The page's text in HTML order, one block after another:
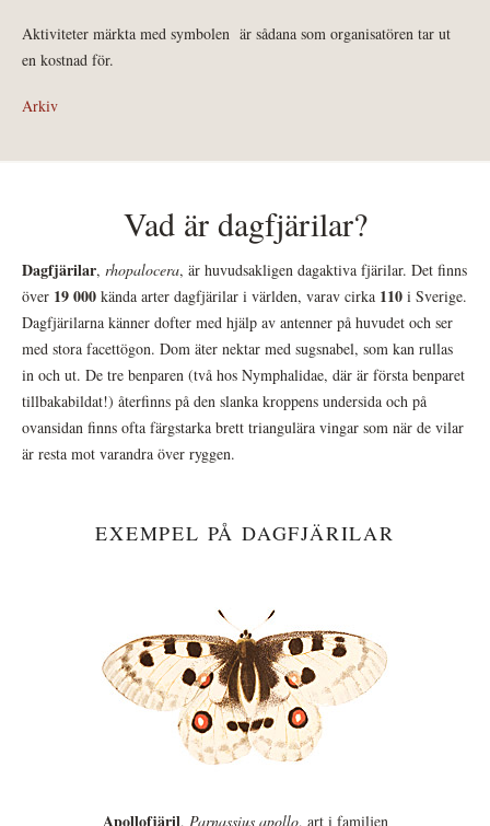
Aktiviteter märkta med symbolen är sådana som organisatören tar ut
en kostnad för.
Arkiv
Vad är dagfjärilar?
Dagfjärilar, rhopalocera, är huvudsakligen dagaktiva fjärilar. Det finns
över 19 000 kända arter dagfjärilar i världen, varav cirka 110 i Sverige.
Dagfjärilarna känner dofter med hjälp av antenner på huvudet och ser
med stora facettögon. Dom äter nektar med sugsnabel, som kan rullas
in och ut. De tre benparen (två hos Nymphalidae, där är första benparet
tillbakabildat!) återfinns på den slanka kroppens undersida och på
ovansidan finns ofta färgstarka brett triangulära vingar som när de vilar
är resta mot varandra över ryggen.
EXEMPEL PÅ DAGFJÄRILAR
Apollofjäril, Parnassius apollo, art i familjen